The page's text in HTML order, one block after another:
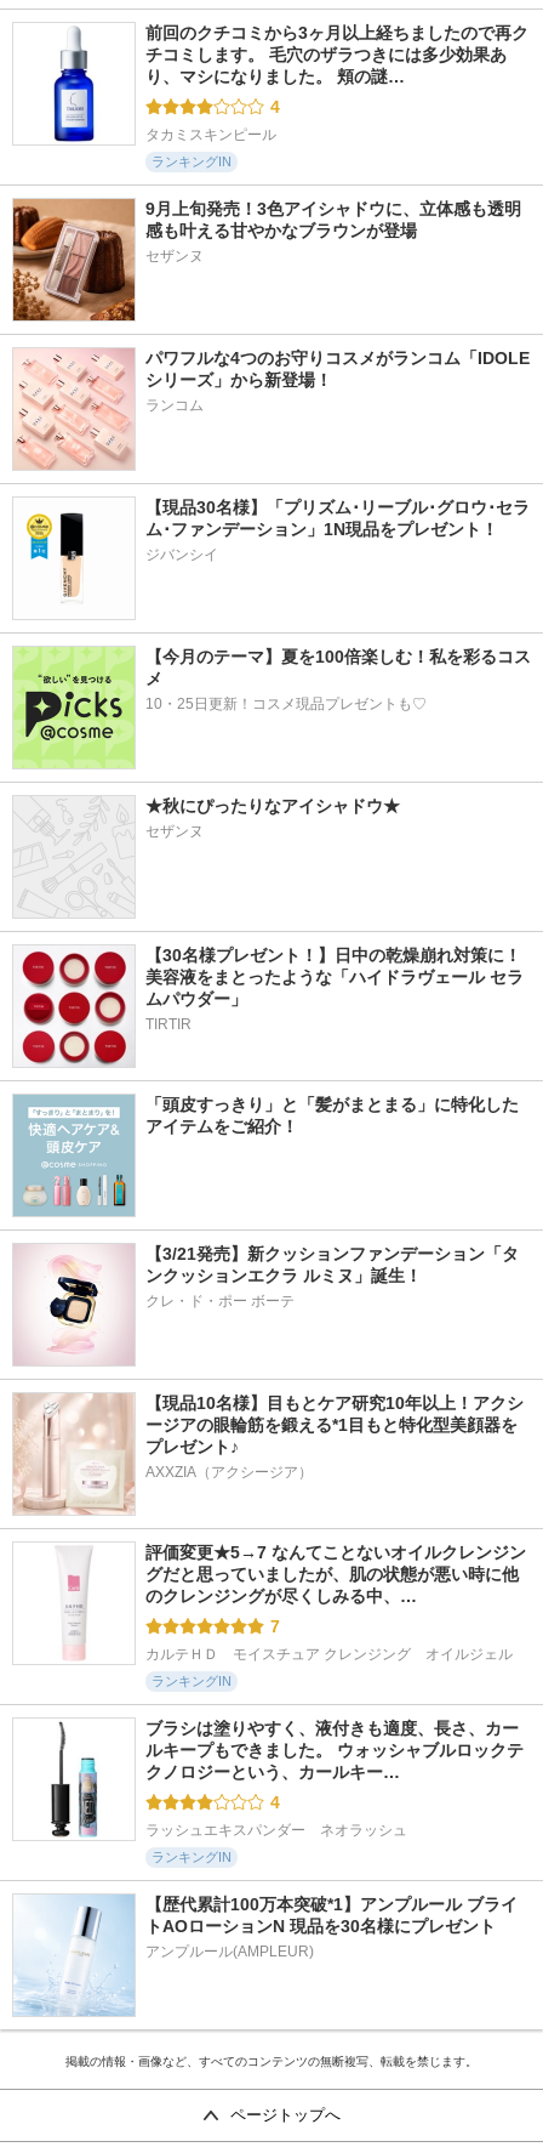
前回のクチコミから3ヶ月以上経ちましたので再ク
チコミします。 毛穴のザラつきには多少効果あ
り、マシになりました。 頬の謎…
4
タカミスキンピール
ランキングIN
9月上旬発売！3色アイシャドウに、立体感も透明
感も叶える甘やかなブラウンが登場
パワフルな4つのお守りコスメがランコム「IDOLE
シリーズ」から新登場！
ランコム
【現品30名様】「プリズム･リーブル･グロウ･セラ
ジバンシイ
【今月のテーマ】夏を100倍楽しむ！私を彩るコス
メ
10・25日更新！コスメ現品プレゼントも♡
★秋にぴったりなアイシャドウ★
セザンヌ
【30名様プレゼント！】日中の乾燥崩れ対策に！
美容液をまとったような「ハイドラヴェール セラ
ムパウダー」
TIRTIR
「頭皮すっきり」と「髪がまとまる」に特化した
アイテムをご紹介！
【3/21発売】新クッションファンデーション「タ
ンクッションエクラ ルミヌ」誕生！
クレ・ド・ポー ボーテ
【現品10名様】目もとケア研究10年以上！アクシ
ージアの眼輪筋を鍛える*1目もと特化型美顔器を
プレゼント♪
AXXZIA（アクシージア）
評価変更★5→7 なんてことないオイルクレンジン
グだと思っていましたが、肌の状態が悪い時に他
のクレンジングが尽くしみる中、…
7
カルテＨＤ　モイスチュア クレンジング　オイルジェル
ランキングIN
ブラシは塗りやすく、液付きも適度、長さ、カー
ルキープもできました。 ウォッシャブルロックテ
クノロジーという、カールキー…
4
ラッシュエキスパンダー　ネオラッシュ
ランキングIN
【歴代累計100万本突破*1】アンプルール ブライ
トAOローションN 現品を30名様にプレゼント
アンプルール(AMPLEUR)
掲載の情報・画像など、すべてのコンテンツの無断複写、転載を禁じます。
ページトップへ